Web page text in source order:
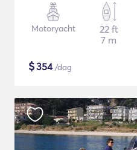
Motoryacht
22 ft
7 m
$354/dag